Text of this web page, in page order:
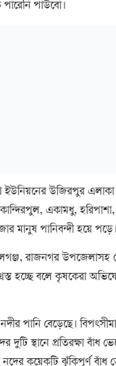
পারেনি পাউবো।
উজিরপুর এলাকা
একামধু,
মানুষ পানিবন্দী হয়ে পড়ে।
রাজনগর
হচ্ছে বলে কৃষকেরা
পানি বেড়েছে।
দুটি স্থানে প্রতিরক্ষা বাঁধ
কয়েকটি ঝুঁকিপূর্ণ বাঁধ